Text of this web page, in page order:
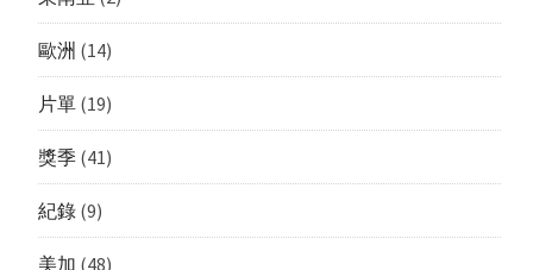
歐洲 (14)
片單(19)
獎季(41)
紀錄(9)
美加 (48)